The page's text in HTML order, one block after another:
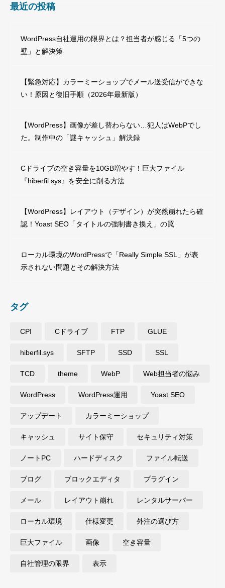
最近の投稿
WordPress自社運用の限界とは？担当者が感じる「5つの
壁」と解決策
【緊急対応】カラーミーショップでメール送受信ができな
い！原因と復旧手順（2026年最新版）
【WordPress】画像が差し替わらない…犯人はWebPでし
た。制作中の「謎キャッシュ」解決録
Cドライブの空き容量を10GB増やす！巨大ファイル
『hiberfil.sys』を安全に削る方法
【WordPress】レイアウト（デザイン）が突然崩れたら確
認！Yoast SEO「タイトルの強制書き換え」の罠
ローカル環境のWordPressで「Really Simple SSL」が表
示されない問題とその解決方法
タグ
CPI Cドライブ FTP GLUE
hiberfil.sys SFTP SSD SSL
TCD theme WebP Web担当者の悩み
WordPress WordPress運用 Yoast SEO
アップデート カラーミーショップ
キャッシュ サイト保守 セキュリティ対策
ノートPC ハードディスク ファイル転送
ブログ ブロックエディタ プラグイン
メール レイアウト崩れ レンタルサーバー
ローカル環境 仕様変更 外注の選び方
巨大ファイル 画像 空き容量
自社管理の限界 表示